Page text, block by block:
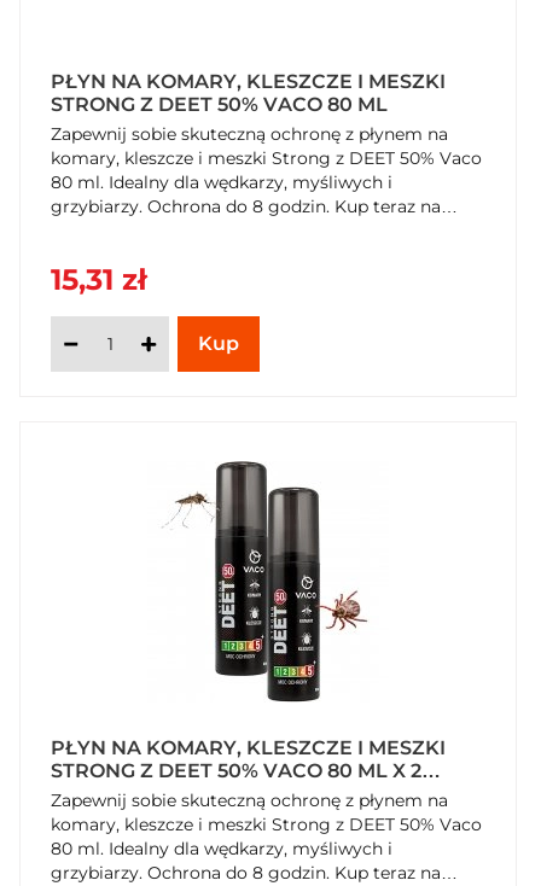
PŁYN NA KOMARY, KLESZCZE I MESZKI
STRONG Z DEET 50% VACO 80 ML
Zapewnij sobie skuteczną ochronę z płynem na
komary, kleszcze i meszki Strong z DEET 50% Vaco
80 ml. Idealny dla wędkarzy, myśliwych i
grzybiarzy. Ochrona do 8 godzin. Kup teraz na
15,31 zł
PŁYN NA KOMARY, KLESZCZE I MESZKI
STRONG Z DEET 50% VACO 80 ML X 2
OPAKOWANIA
Zapewnij sobie skuteczną ochronę z płynem na
komary, kleszcze i meszki Strong z DEET 50% Vaco
80 ml. Idealny dla wędkarzy, myśliwych i
grzybiarzy. Ochrona do 8 godzin. Kup teraz na